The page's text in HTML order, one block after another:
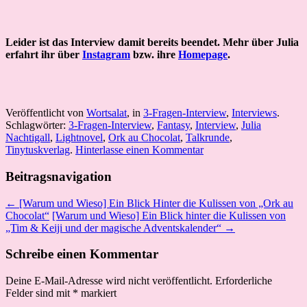
Leider ist das Interview damit bereits beendet. Mehr über Julia
erfahrt ihr über Instagram bzw. ihre Homepage.
Veröffentlicht von Wortsalat, in 3-Fragen-Interview, Interviews.
Schlagwörter: 3-Fragen-Interview, Fantasy, Interview, Julia
Nachtigall, Lightnovel, Ork au Chocolat, Talkrunde,
Tinytuskverlag. Hinterlasse einen Kommentar
Beitragsnavigation
← [Warum und Wieso] Ein Blick Hinter die Kulissen von „Ork au
Chocolat“ [Warum und Wieso] Ein Blick hinter die Kulissen von
„Tim & Keiji und der magische Adventskalender“ →
Schreibe einen Kommentar
Deine E-Mail-Adresse wird nicht veröffentlicht. Erforderliche
Felder sind mit * markiert